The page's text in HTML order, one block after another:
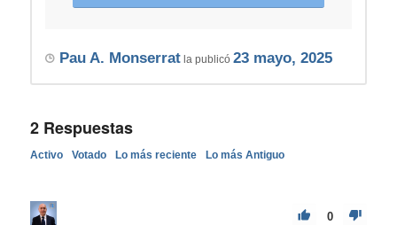
Pau A. Monserratla publicó 23 mayo, 2025
2Respuestas
Activo Votado Lo más reciente Lo más Antiguo
0